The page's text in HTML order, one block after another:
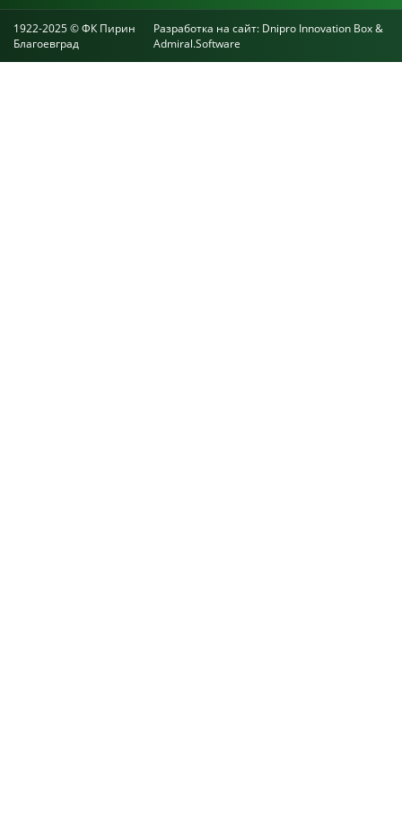
1922-2025 © ФК Пирин
Благоевград
Разработка на сайт: Dnipro Innovation Box&
Admiral.Software